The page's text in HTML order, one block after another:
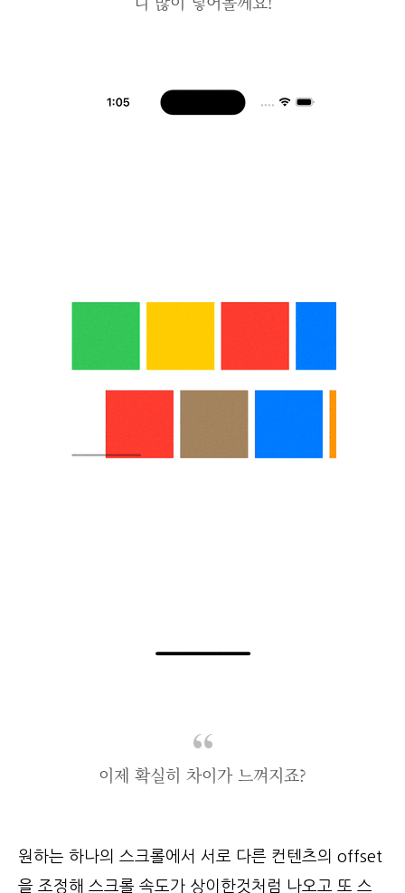
이제 확실히 차이가 느껴지죠?
원하는 하나의 스크롤에서 서로 다른 컨텐츠의 offset
을 조정해 스크롤 속도가 상이한것처럼 나오고 또 스